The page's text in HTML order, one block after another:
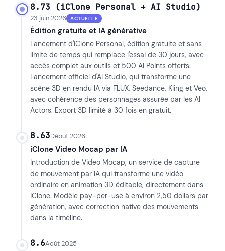
8.73 (iClone Personal + AI Studio)
23 juin 2026 ACTUELLE
Édition gratuite et IA générative
Lancement d'iClone Personal, édition gratuite et sans
limite de temps qui remplace l'essai de 30 jours, avec
accès complet aux outils et 500 AI Points offerts.
Lancement officiel d'AI Studio, qui transforme une
scène 3D en rendu IA via FLUX, Seedance, Kling et Veo,
avec cohérence des personnages assurée par les AI
Actors. Export 3D limité à 30 fois en gratuit.
8.63Début 2026
iClone Video Mocap par IA
Introduction de Video Mocap, un service de capture
de mouvement par IA qui transforme une vidéo
ordinaire en animation 3D éditable, directement dans
iClone. Modèle pay-per-use à environ 2,50 dollars par
génération, avec correction native des mouvements
dans la timeline.
8.6Août 2025